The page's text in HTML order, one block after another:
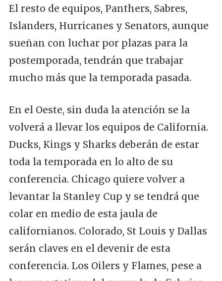
El resto de equipos, Panthers, Sabres,
Islanders, Hurricanes y Senators, aunque
sueñan con luchar por plazas para la
postemporada, tendrán que trabajar
mucho más que la temporada pasada.
En el Oeste, sin duda la atención se la
volverá a llevar los equipos de California.
Ducks, Kings y Sharks deberán de estar
toda la temporada en lo alto de su
conferencia. Chicago quiere volver a
levantar la Stanley Cup y se tendrá que
colar en medio de esta jaula de
californianos. Colorado, St Louis y Dallas
serán claves en el devenir de esta
conferencia. Los Oilers y Flames, pese a